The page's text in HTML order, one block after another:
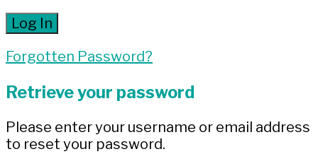
Forgotten Password?
Retrieve your password
Please enter your username or email address
to reset your password.